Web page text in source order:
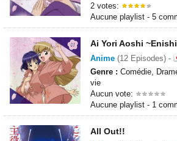
2 votes:
Aucune playlist - 5
Ai Yori Aoshi
Anime (12 Episodes) -
Genre : Comédie,
vie
Aucun vote:
Aucune playlist - 1
All Out!!